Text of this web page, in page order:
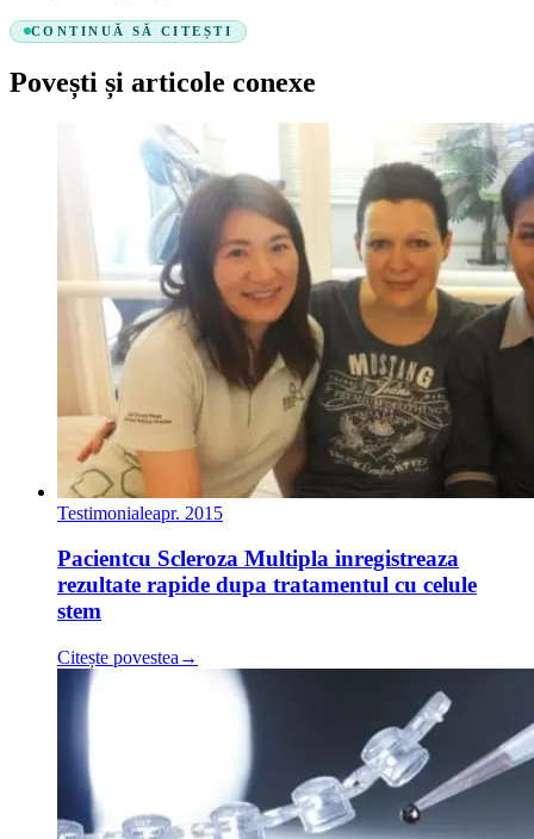
CONTINUĂ SĂ CITEȘTI
Povești și articole conexe
Testimonialeapr. 2015
Pacientcu Scleroza Multipla inregistreaza
rezultate rapide dupa tratamentul cu celule
stem
Citește povestea →